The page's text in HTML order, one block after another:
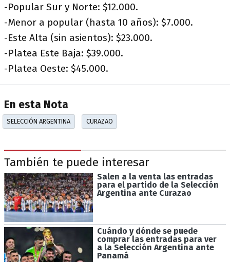
-Popular Sur y Norte: $12.000.
-Menor a popular (hasta 10 años): $7.000.
-Este Alta (sin asientos): $23.000.
-Platea Este Baja: $39.000.
-Platea Oeste: $45.000.
En esta Nota
SELECCIÓN ARGENTINA CURAZAO
También te puede interesar
Salen a la venta las entradas
para el partido de la Selección
Argentina ante Curazao
Cuándo y dónde se puede
comprar las entradas para ver
a la Selección Argentina ante
Panamá